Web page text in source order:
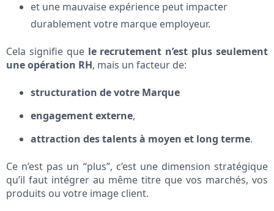
et une mauvaise expérience peut impacter
durablement votre marque employeur.
Cela signifie que le recrutement n’est plus seulement
une opération RH, mais un facteur de:
structuration de votre Marque
engagement externe,
attraction des talents à moyen et long terme.
Ce n’est pas un “plus”, c’est une dimension stratégique
qu’il faut intégrer au même titre que vos marchés, vos
produits ou votre image client.